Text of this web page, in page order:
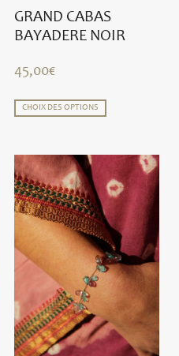
GRAND CABAS
BAYADERE NOIR
45,00€
CHOIX DES OPTIONS